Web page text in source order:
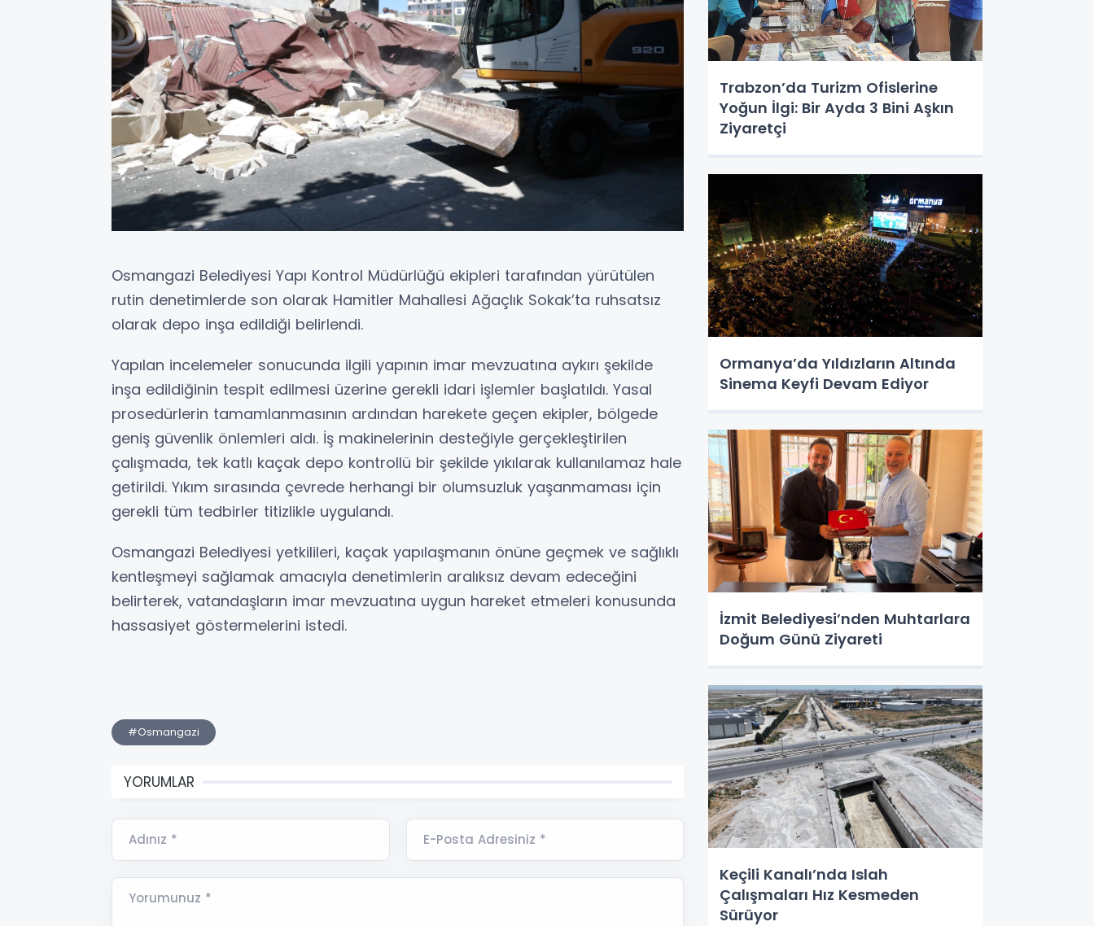
Osmangazi Belediyesi Yapı Kontrol Müdürlüğü ekipleri tarafından yürütülen
rutin denetimlerde son olarak Hamitler Mahallesi Ağaçlık Sokak’ta ruhsatsız
olarak depo inşa edildiği belirlendi.
Yapılan incelemeler sonucunda ilgili yapının imar mevzuatına aykırı şekilde
inşa edildiğinin tespit edilmesi üzerine gerekli idari işlemler başlatıldı. Yasal
prosedürlerin tamamlanmasının ardından harekete geçen ekipler, bölgede
geniş güvenlik önlemleri aldı. İş makinelerinin desteğiyle gerçekleştirilen
çalışmada, tek katlı kaçak depo kontrollü bir şekilde yıkılarak kullanılamaz hale
getirildi. Yıkım sırasında çevrede herhangi bir olumsuzluk yaşanmaması için
gerekli tüm tedbirler titizlikle uygulandı.
Osmangazi Belediyesi yetkilileri, kaçak yapılaşmanın önüne geçmek ve sağlıklı
kentleşmeyi sağlamak amacıyla denetimlerin aralıksız devam edeceğini
belirterek, vatandaşların imar mevzuatına uygun hareket etmeleri konusunda
hassasiyet göstermelerini istedi.
#Osmangazi
YORUMLAR
Adınız * E-Posta Adresiniz *
Yorumunuz *
Trabzon’da Turizm Ofislerine
Yoğun İlgi: Bir Ayda 3 Bini Aşkın
Ziyaretçi
Ormanya’da Yıldızların Altında
Sinema Keyfi Devam Ediyor
İzmit Belediyesi’nden Muhtarlara
Doğum Günü Ziyareti
Keçili Kanalı’nda Islah
Çalışmaları Hız Kesmeden
Sürüyor